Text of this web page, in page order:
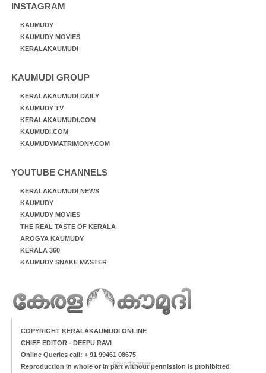
INSTAGRAM
KAUMUDY
KAUMUDY MOVIES
KERALAKAUMUDI
KAUMUDI GROUP
KERALAKAUMUDI DAILY
KAUMUDY TV
KERALAKAUMUDI.COM
KAUMUDI.COM
KAUMUDYMATRIMONY.COM
YOUTUBE CHANNELS
KERALAKAUMUDI NEWS
KAUMUDY
KAUMUDY MOVIES
THE REAL TASTE OF KERALA
AROGYA KAUMUDY
KERALA 360
KAUMUDY SNAKE MASTER
COPYRIGHT KERALAKAUMUDI ONLINE
CHIEF EDITOR - DEEPU RAVI
Online Queries call: + 91 99461 08675
Reproduction in whole or in part without permission is prohibitted
Advertisement